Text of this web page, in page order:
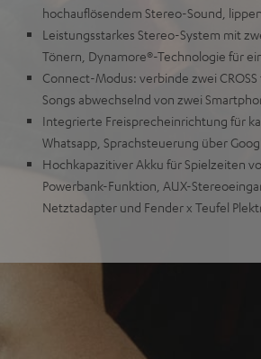
hochauflösendem Stereo-Sound,
Leistungsstarkes Stereo-System mit
Tönern, Dynamore®-Technologie für
Connect-Modus: verbinde zwei
Songs abwechselnd von zwei
Integrierte Freisprecheinrichtung für
Whatsapp, Sprachsteuerung über
Hochkapazitiver Akku für Spielzeiten
Powerbank-Funktion, AUX-
Netztadapter und Fender x Teufel